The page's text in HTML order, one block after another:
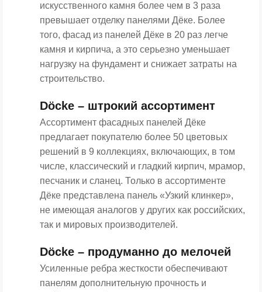
искусственного камня более чем в 3 раза
превышает отделку панелями Дёке. Более
того, фасад из панелей Дёке в 20 раз легче
камня и кирпича, а это серьезно уменьшает
нагрузку на фундамент и снижает затраты на
строительство.
Döcke – штрокий ассортимент
Ассортимент фасадных панелей Дёке
предлагает покупателю более 50 цветовых
решений в 9 коллекциях, включающих, в том
числе, классический и гладкий кирпич, мрамор,
песчаник и сланец. Только в ассортименте
Дёке представлена панель «Узкий клинкер»,
не имеющая аналогов у других как российских,
так и мировых производителей.
Döcke – продуманно до мелочей
Усиленные ребра жесткости обеспечивают
панелям дополнительную прочность и